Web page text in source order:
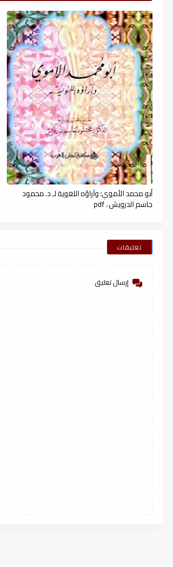
أبو محمد الأموي؛ وآراؤه اللغوية لـ د. محمود
جاسم الدرويش ، pdf
تعليقات
إرسال تعليق